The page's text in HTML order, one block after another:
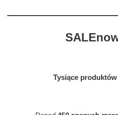
Tysiące produktów